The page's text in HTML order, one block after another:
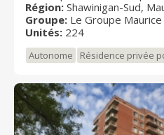
besoins de retraités
en toute liberté. La résidence pour retraités Les
Jardins du Campanile reflète
créer des milieux de vie
chaleureux, abordables et
Région: Shawinigan-Sud,
Groupe: Le Groupe Maurice
Unités: 224
Autonome Résidence privée